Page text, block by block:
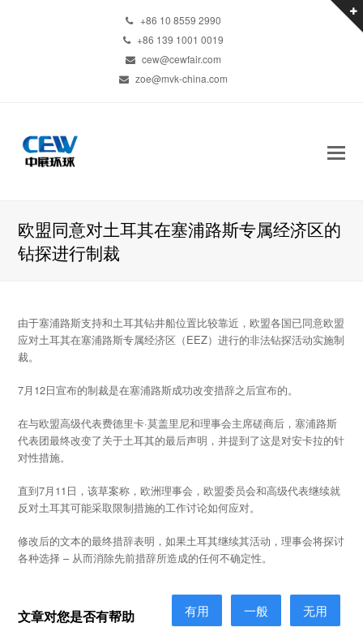
+86 10 8559 2990
+86 139 1001 0019
cew@cewfair.com
zoe@mvk-china.com
欧盟同意对土耳其在塞浦路斯专属经济区的
钻探进行制裁
由于塞浦路斯支持和土耳其钻井船位置比较靠近，欧盟各国已同意欧盟
应对土耳其在塞浦路斯专属经济区（EEZ）进行的非法钻探活动实施制
裁。
7月12日宣布的制裁是在塞浦路斯成功改变措辞之后宣布的。
在与欧盟高级代表费德里卡·莫盖里尼和理事会主席磋商后，塞浦路斯
代表团最终改变了关于土耳其的最后声明，并提到了这是对安卡拉的针
对性措施。
直到7月11日，该草案称，欧洲理事会，欧盟委员会和高级代表继续就
反对土耳其可能采取限制措施的工作讨论如何应对。
修改后的文本的最终措辞表明，如果土耳其继续其活动，理事会将探讨
各种选择 – 从而消除先前措辞所造成的任何不确定性。
文章对您是否有帮助 有用 一般 无用